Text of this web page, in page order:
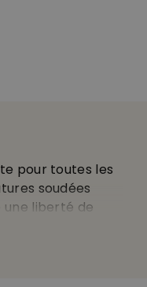
pour toutes les
soudées
une liberté de
poche intérieure